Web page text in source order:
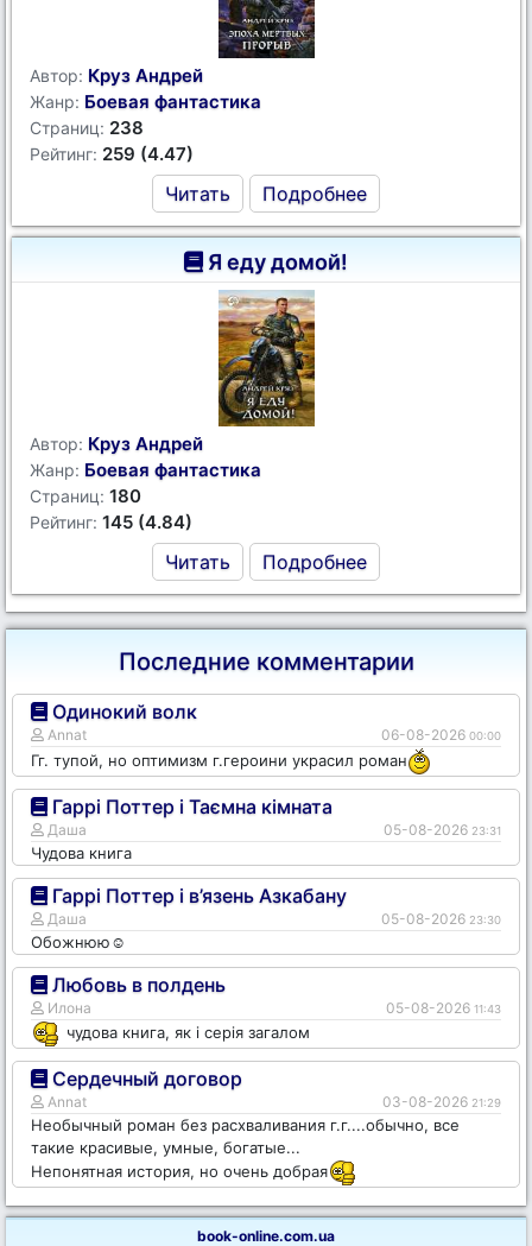
Автор: Круз Андрей
Жанр: Боевая фантастика
Страниц: 238
Рейтинг: 259 (4.47)
Читать Подробнее
Я еду домой!
Автор: Круз Андрей
Жанр: Боевая фантастика
Страниц: 180
Рейтинг: 145 (4.84)
Читать Подробнее
Последние комментарии
Одинокий волк
Annat 06-08-2026 00:00
Гг. тупой, но оптимизм г.героини украсил роман
Гаррі Поттер і Таємна кімната
Даша 05-08-2026 23:31
Чудова книга
Гаррі Поттер і в’язень Азкабану
Даша 05-08-2026 23:30
Обожнюю☺️
Любовь в полдень
Илона 05-08-2026 11:43
чудова книга, як і серія загалом
Сердечный договор
Annat 03-08-2026 21:29
Необычный роман без расхваливания г.г....обычно, все
такие красивые, умные, богатые...
Непонятная история, но очень добрая
book-online.com.ua